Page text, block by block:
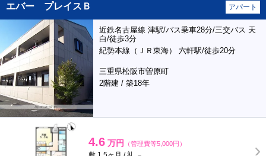
エバー プレイスＢ アパート
近鉄名古屋線 津駅/バス乗車28分/三交バス 天
白/徒歩3分
紀勢本線（ＪＲ東海） 六軒駅/徒歩20分
三重県松阪市曽原町
2階建 / 築18年
4.6 万円 （管理費等5,000円）